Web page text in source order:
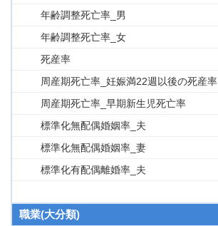
年齢調整死亡率_男
年齢調整死亡率_女
死産率
周産期死亡率_妊娠満22週以後の死産率
周産期死亡率_早期新生児死亡率
標準化無配偶婚姻率_夫
標準化無配偶婚姻率_妻
標準化有配偶離婚率_夫
職業(大分類)